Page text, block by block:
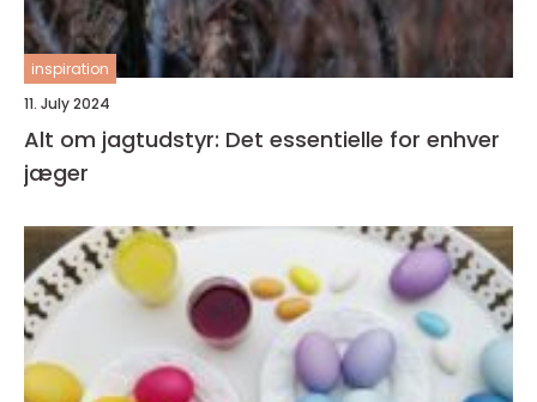
inspiration
11. July 2024
Alt om jagtudstyr: Det essentielle for enhver
jæger